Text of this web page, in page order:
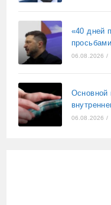
«40 дней
06.08.2026 /
Основной
06.08.2026 /